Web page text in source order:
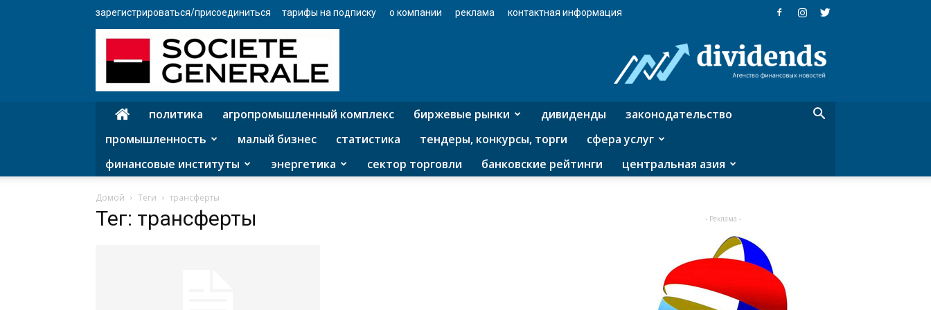
зарегистрироваться/присоединиться тарифы на подписку о компании реклама контактная информация
агентство
финансовых
политика агропромышленный комплекс биржевые рынки дивиденды
законодательство
промышленность
малый бизнес статистика тендеры, конкурсы, торги
сфера услуг
финансовые институты
энергетика сектор торговли банковские рейтинги центральная азия
Домой Теги трансферты
Тег: трансферты - Реклама -